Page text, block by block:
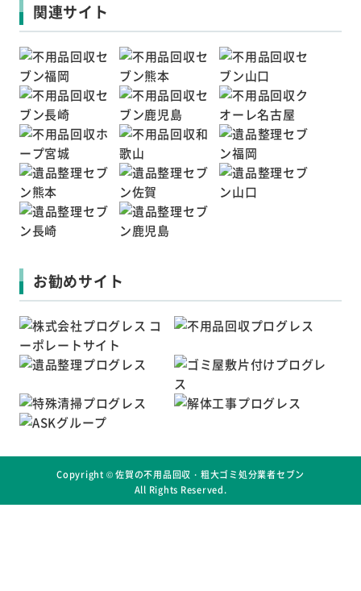
関連サイト
お勧めサイト
Copyright ©佐賀の不用品回収・粗大ゴミ処分業者セブン
All Rights Reserved.